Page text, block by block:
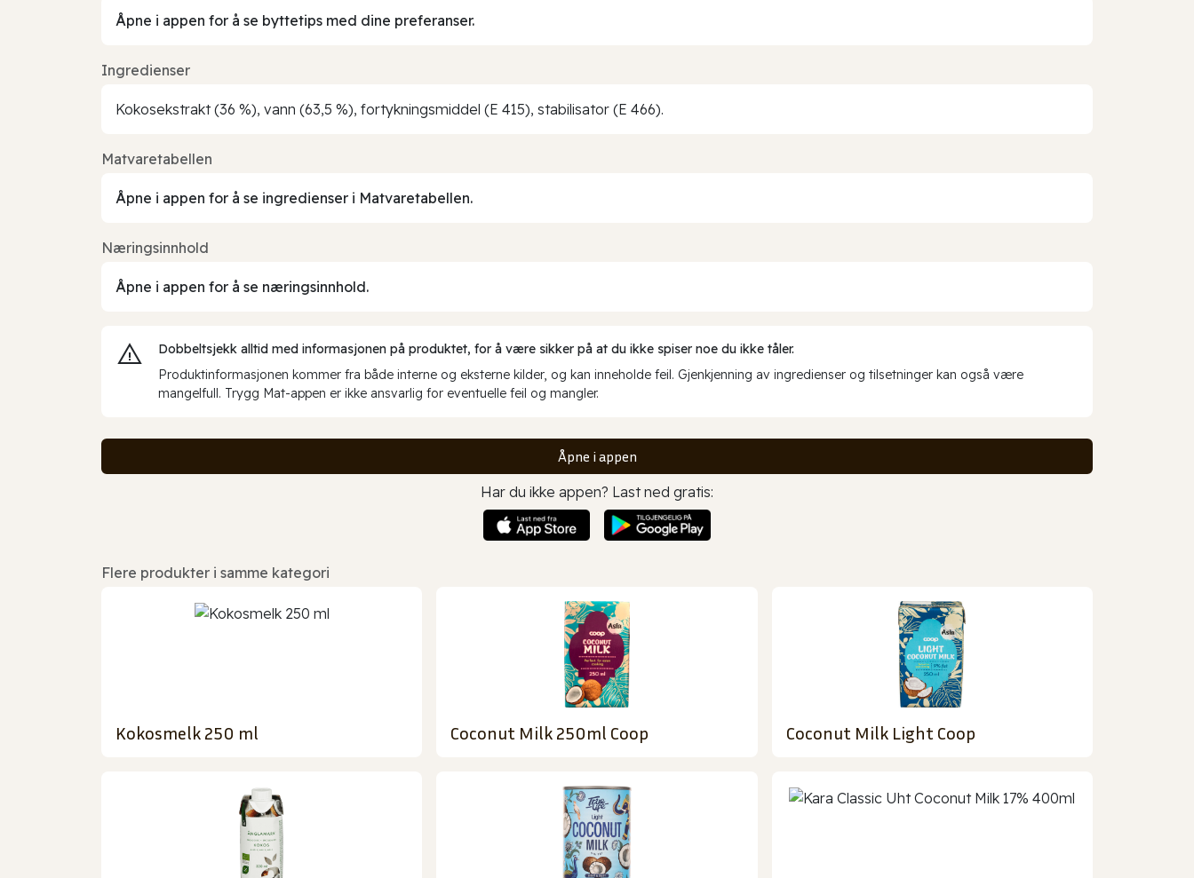
Åpne i appen for å se byttetips med dine preferanser.
Ingredienser
Kokosekstrakt (36 %), vann (63,5 %), fortykningsmiddel (E 415), stabilisator (E 466).
Matvaretabellen
Åpne i appen for å se ingredienser i Matvaretabellen.
Næringsinnhold
Åpne i appen for å se næringsinnhold.
Dobbeltsjekk alltid med informasjonen på produktet, for å være sikker på at du ikke spiser noe du ikke tåler.
Produktinformasjonen kommer fra både interne og eksterne kilder, og kan inneholde feil. Gjenkjenning av ingredienser og tilsetninger kan også være
mangelfull. Trygg Mat-appen er ikke ansvarlig for eventuelle feil og mangler.
Åpne i appen
Har du ikke appen? Last ned gratis:
Flere produkter i samme kategori
Kokosmelk 250 ml Coconut Milk 250ml Coop Coconut Milk Light Coop